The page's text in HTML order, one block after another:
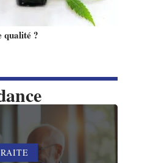
qualité ?